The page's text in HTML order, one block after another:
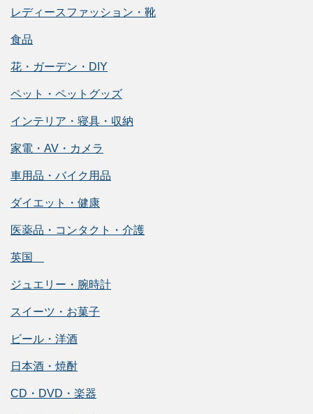
レディースファッション・靴
食品
花・ガーデン・DIY
ペット・ペットグッズ
インテリア・寝具・収納
家電・AV・カメラ
車用品・バイク用品
ダイエット・健康
医薬品・コンタクト・介護
英国
ジュエリー・腕時計
スイーツ・お菓子
ビール・洋酒
日本酒・焼酎
CD・DVD・楽器